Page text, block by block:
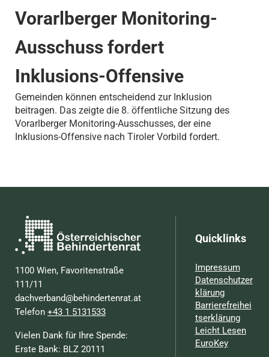
Vorarlberger Monitoring-
Ausschuss fordert
Inklusions-Offensive
Gemeinden können entscheidend zur Inklusion
beitragen. Das zeigte die 8. öffentliche Sitzung des
Vorarlberger Monitoring-Ausschusses, der eine
Inklusions-Offensive nach Tiroler Vorbild fordert.
1100 Wien, Favoritenstraße
111/11
dachverband@behindertenrat.at
Telefon+43 1 5131533
Vielen Dank für Ihre Spende:
Erste Bank: BLZ 20111
Quicklinks
Impressum
Datenschutzer
klärung
Barrierefreihei
tserklärung
Leicht Lesen
EuroKey